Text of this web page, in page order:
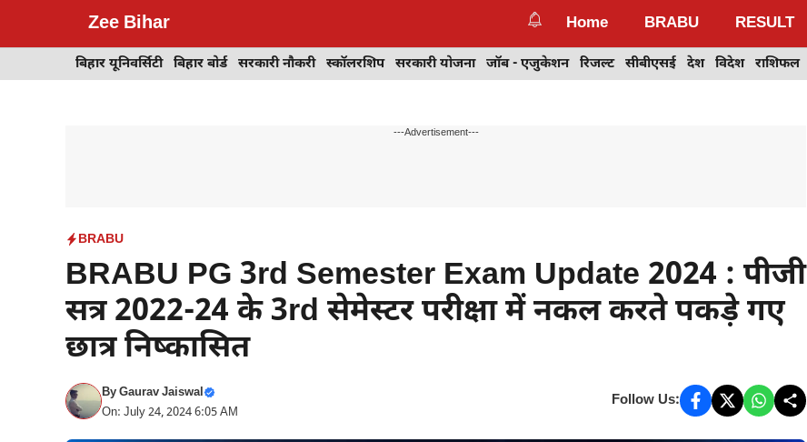
Zee Bihar Home BRABU RESULT
बिहार यूनिवर्सिटी बिहार बोर्ड सरकारी नौकरी स्कॉलरशिप सरकारी योजना जॉब - एजुकेशन रिजल्ट सीबीएसई देश विदेश राशिफल
---Advertisement---
BRABU
BRABU PG 3rd Semester Exam Update 2024 : पीजी
सत्र 2022-24 के 3rd सेमेस्टर परीक्षा में नकल करते पकड़े गए
छात्र निष्कासित
ByGaurav Jaiswal
On: July 24, 2024 6:05 AM
Follow Us: